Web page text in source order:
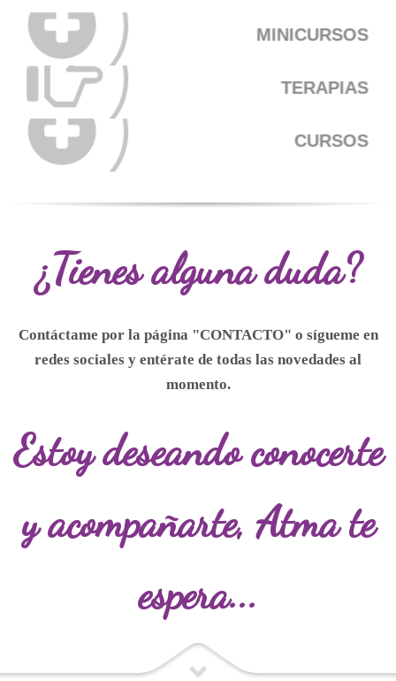
MINICURSOS
TERAPIAS
CURSOS
¿Tienes alguna duda?
Contáctame por la página "CONTACTO" o sígueme en
redes sociales y entérate de todas las novedades al
momento.
Estoy deseando conocerte
y acompañarte,Atma te
espera...